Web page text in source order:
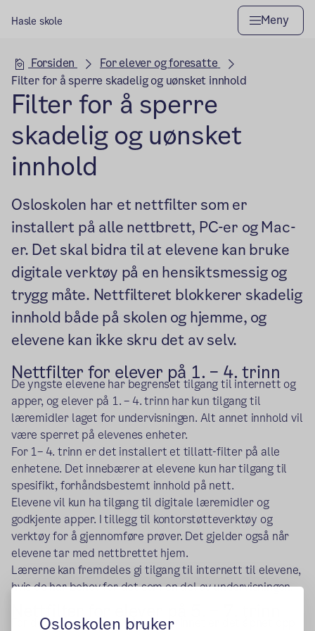
Osloskolen bruker
Hasle skole Meny
Hovedseksjon
Forsiden
For elever og foresatte
Filter for å sperre skadelig og uønsket innhold
Filter for å sperre
skadelig og uønsket
innhold
Osloskolen har et nettfilter som er
installert på alle nettbrett, PC-er og Mac-
er. Det skal bidra til at elevene kan bruke
digitale verktøy på en hensiktsmessig og
trygg måte. Nettfilteret blokkerer skadelig
innhold både på skolen og hjemme, og
elevene kan ikke skru det av selv.
Nettfilter for elever på 1. – 4. trinn
De yngste elevene har begrenset tilgang til internett og
apper, og elever på 1. – 4. trinn har kun tilgang til
læremidler laget for undervisningen. Alt annet innhold vil
være sperret på elevenes enheter.
For 1– 4. trinn er det installert et tillatt-filter på alle
enhetene. Det innebærer at elevene kun har tilgang til
spesifikt, forhåndsbestemt innhold på nett.
Elevene vil kun ha tilgang til digitale læremidler og
godkjente apper. I tillegg til kontorstøtteverktøy og
verktøy for å gjennomføre prøver. Det gjelder også når
elevene tar med nettbrettet hjem.
Lærerne kan fremdeles gi tilgang til internett til elevene,
hvis de har behov for det som en del av undervisningen.
For de eldste elevene på barnetrinnet er det åpnet opp